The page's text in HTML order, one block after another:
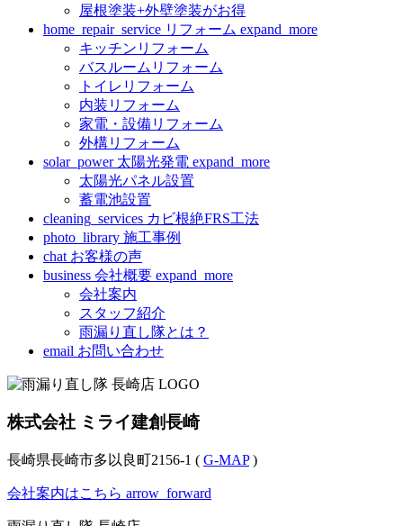
屋根塗装+外壁塗装がお得
home_repair_service リフォーム expand_more
キッチンリフォーム
バスルームリフォーム
トイレリフォーム
内装リフォーム
家電・設備リフォーム
外構リフォーム
solar_power 太陽光発電 expand_more
太陽光パネル設置
蓄電池設置
cleaning_services カビ根絶FRS工法
photo_library 施工事例
chat お客様の声
business 会社概要 expand_more
会社案内
スタッフ紹介
雨漏り直し隊とは？
email お問い合わせ
株式会社 ミライ建創長崎
長崎県長崎市多以良町2156-1 ( G-MAP)
会社案内はこちら arrow_forward